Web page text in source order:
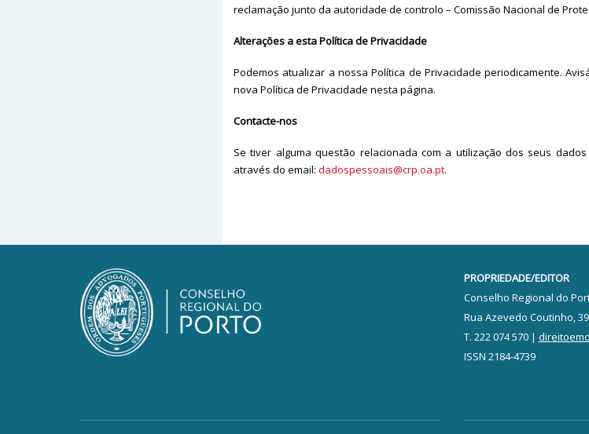
reclamação junto da autoridade de controlo – Comissão Nacional de
Alterações a esta Política de Privacidade
Podemos atualizar a nossa Política de Privacidade periodicamente.
nova Política de Privacidade nesta página.
Contacte-nos
Se tiver alguma questão relacionada com a utilização dos seus
através do email: dadospessoais@crp.oa.pt.
PROPRIEDADE/EDITOR
Conselho Regional do
Rua Azevedo Coutinho,
T. 222 074 570 |
ISSN 2184-4739